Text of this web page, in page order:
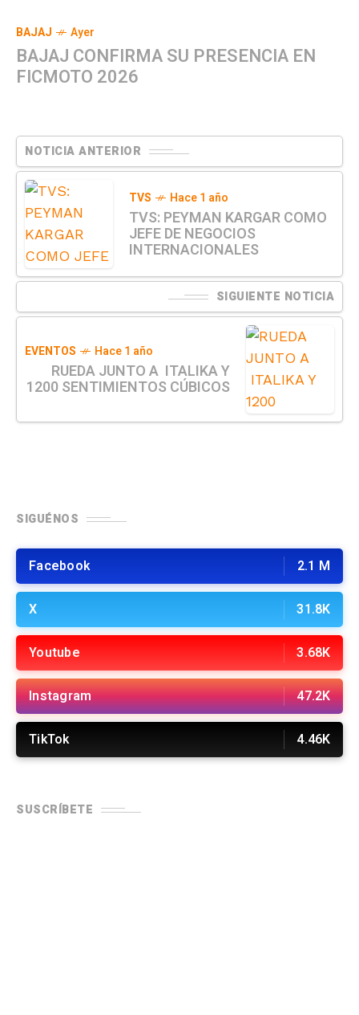
BAJAJ Ayer
BAJAJ CONFIRMA SU PRESENCIA EN
FICMOTO 2026
NOTICIA ANTERIOR
TVS Hace 1 año
TVS: PEYMAN KARGAR COMO
JEFE DE NEGOCIOS
INTERNACIONALES
SIGUIENTE NOTICIA
EVENTOS Hace 1 año
RUEDA JUNTO A ITALIKA Y
1200 SENTIMIENTOS CÚBICOS
SIGUÉNOS
Facebook 2.1 M
X 31.8K
Youtube 3.68K
Instagram 47.2K
TikTok 4.46K
SUSCRÍBETE